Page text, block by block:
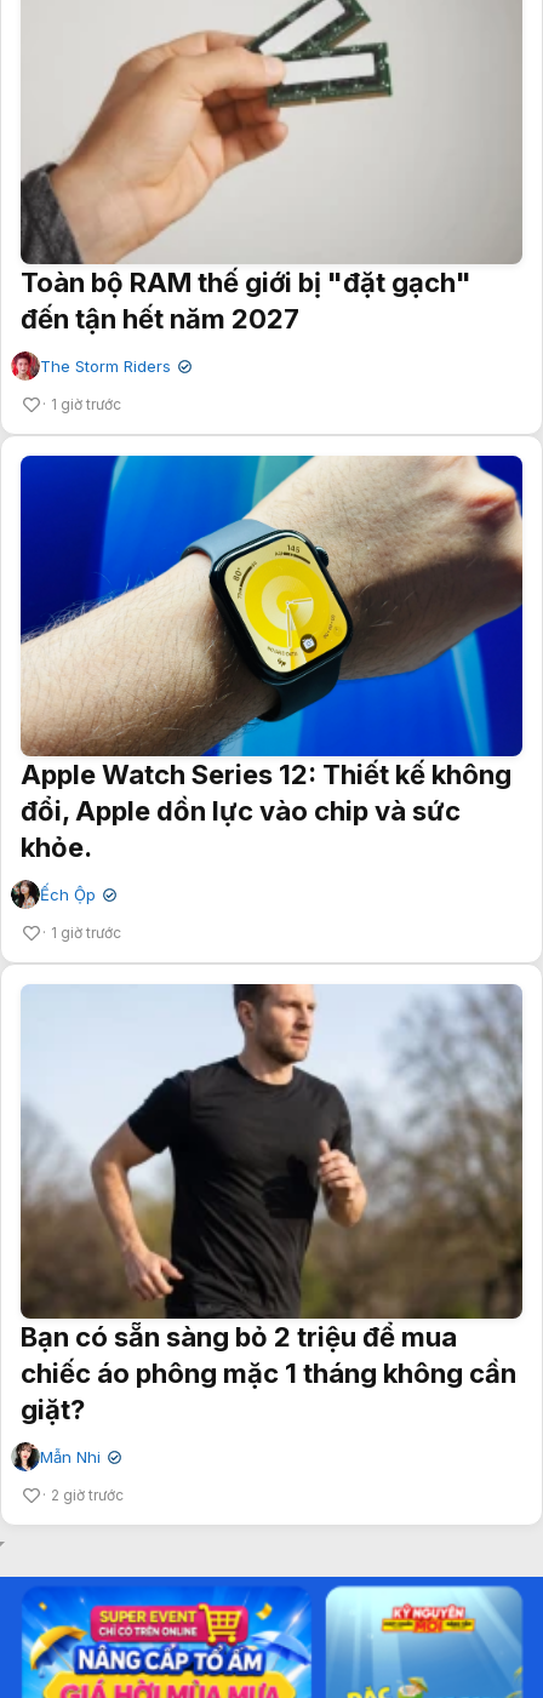
Toàn bộ RAM thế giới bị "đặt gạch"
đến tận hết năm 2027
The Storm Riders ✔
1 giờ trước
Apple Watch Series 12: Thiết kế không
đổi, Apple dồn lực vào chip và sức
khỏe.
Ếch Ộp ✔
1 giờ trước
Bạn có sẵn sàng bỏ 2 triệu để mua
chiếc áo phông mặc 1 tháng không cần
giặt?
Mẫn Nhi ✔
2 giờ trước